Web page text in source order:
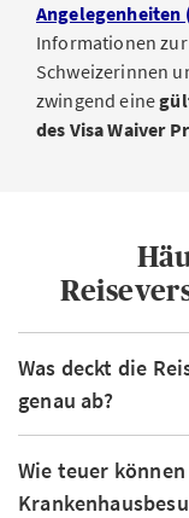
Angelegenheiten
Informationen
Schweizerinnen
zwingend eine
des Visa Waiver
Was deckt die
genau ab?
Wie teuer